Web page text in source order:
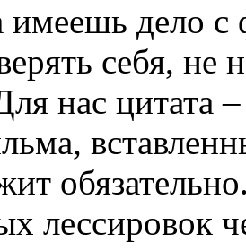
имеешь дело
себя, не
нас цитата
лессировок